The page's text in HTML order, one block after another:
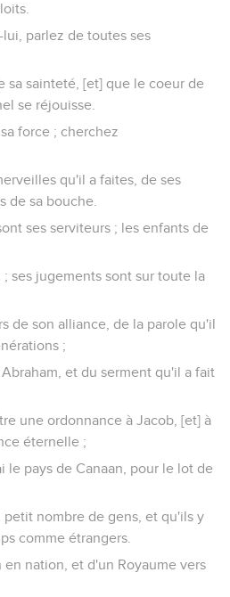
parlez de toutes ses
sa sainteté, [et] que le coeur de
se réjouisse.
force ; cherchez
qu'il a faites, de ses
de sa bouche.
ses serviteurs ; les enfants de
ses jugements sont sur toute la
de son alliance, de la parole qu'il
;
et du serment qu'il a fait
une ordonnance à Jacob, [et] à
éternelle ;
le pays de Canaan, pour le lot de
petit nombre de gens, et qu'ils y
comme étrangers.
nation, et d'un Royaume vers